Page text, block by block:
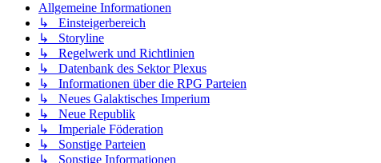
Allgemeine Informationen
↳ Einsteigerbereich
↳ Storyline
↳ Regelwerk und Richtlinien
↳ Datenbank des Sektor Plexus
↳ Informationen über die RPG Parteien
↳ Neues Galaktisches Imperium
↳ Neue Republik
↳ Imperiale Föderation
↳ Sonstige Parteien
↳ Sonstige Informationen